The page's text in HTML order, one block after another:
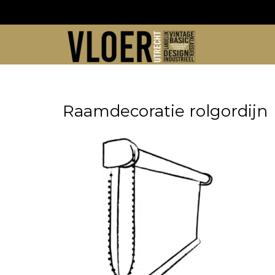
Raamdecoratie rolgordijn